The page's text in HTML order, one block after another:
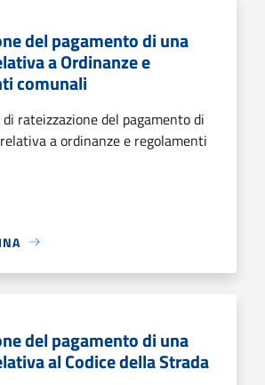
del pagamento di una
a Ordinanze e
comunali
rateizzazione del pagamento di
a ordinanze e regolamenti
del pagamento di una
al Codice della Strada